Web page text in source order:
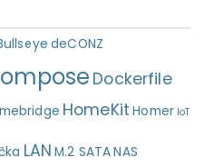
deCONZ
Dockerfile
HomeKit Homer IoT
LAN M.2 SATANAS